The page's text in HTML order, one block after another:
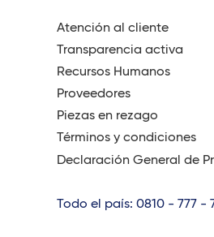
Atención al cliente
Transparencia activa
Recursos Humanos
Proveedores
Piezas en rezago
Términos y condiciones
Declaración General de
Todo el país: 0810 - 777 -